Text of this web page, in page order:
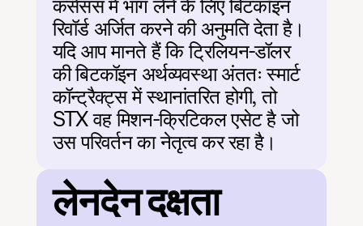
कंसेंसस में भाग लेने के लिए बिटकॉइन
रिवॉर्ड अर्जित करने की अनुमति देता है।
यदि आप मानते हैं कि ट्रिलियन-डॉलर
की बिटकॉइन अर्थव्यवस्था अंततः स्मार्ट
कॉन्ट्रैक्ट्स में स्थानांतरित होगी, तो
STX वह मिशन-क्रिटिकल एसेट है जो
उस परिवर्तन का नेतृत्व कर रहा है।
लेनदेन दक्षता